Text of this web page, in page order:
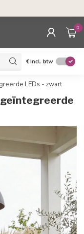
0
€Incl. btw
LEDs - zwart
geïntegreerde